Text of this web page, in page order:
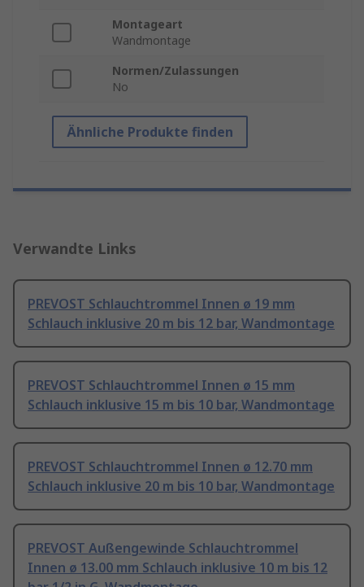
Montageart
Wandmontage
Normen/Zulassungen
No
Ähnliche Produkte finden
Verwandte Links
PREVOST Schlauchtrommel Innen ø 19 mm
Schlauch inklusive 20 m bis 12 bar, Wandmontage
PREVOST Schlauchtrommel Innen ø 15 mm
Schlauch inklusive 15 m bis 10 bar, Wandmontage
PREVOST Schlauchtrommel Innen ø 12.70 mm
Schlauch inklusive 20 m bis 10 bar, Wandmontage
PREVOST Außengewinde Schlauchtrommel
Innen ø 13.00 mm Schlauch inklusive 10 m bis 12